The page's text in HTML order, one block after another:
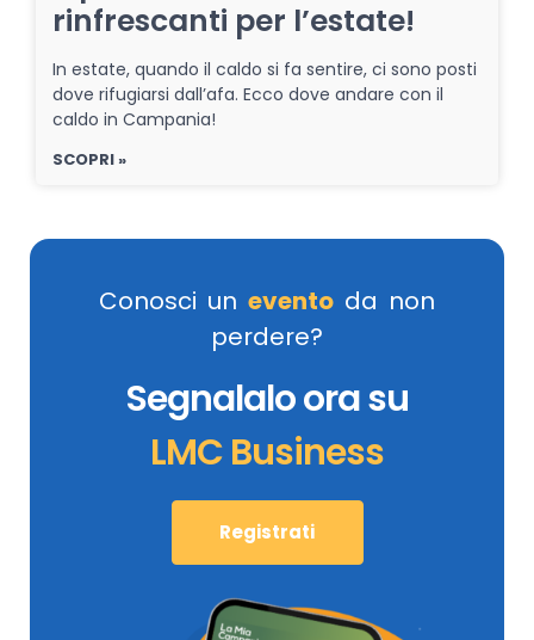
rinfrescanti per l’estate!
In estate, quando il caldo si fa sentire, ci sono posti
dove rifugiarsi dall’afa. Ecco dove andare con il
caldo in Campania!
SCOPRI »
Conosci un evento da non
perdere?
Segnalalo ora su
LMC Business
Registrati